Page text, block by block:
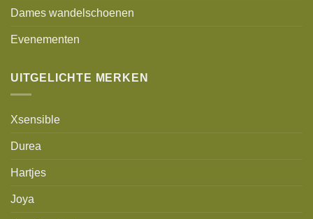
Dames wandelschoenen
Evenementen
UITGELICHTE MERKEN
Xsensible
Durea
Hartjes
Joya